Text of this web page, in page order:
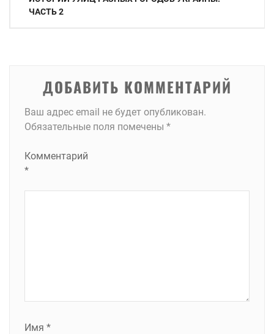
ЧАСТЬ 2
ДОБАВИТЬ КОММЕНТАРИЙ
Ваш адрес email не будет опубликован.
Обязательные поля помечены *
Комментарий
*
Имя *